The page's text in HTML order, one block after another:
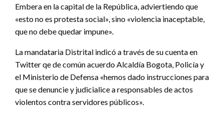
Embera en la capital de la República, adviertiendo que
«esto no es protesta social», sino «violencia inaceptable,
que no debe quedar impune».
La mandataria Distrital indicó a través de su cuenta en
Twitter qe de común acuerdo Alcaldía Bogota, Policía y
el Ministerio de Defensa «hemos dado instrucciones para
que se denuncie y judicialice a responsables de actos
violentos contra servidores públicos».